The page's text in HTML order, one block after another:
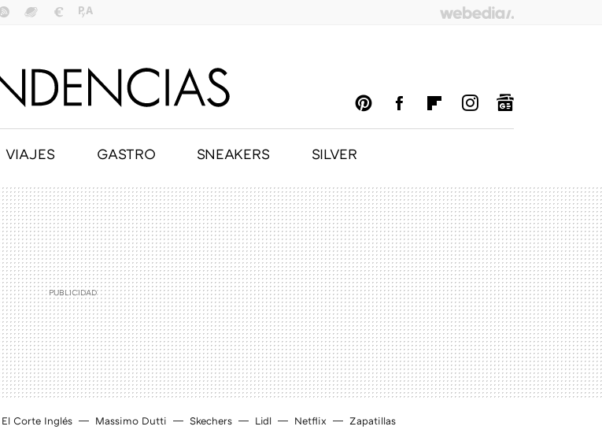
VIAJES GASTRO SNEAKERS SILVER
El Corte Inglés Massimo Dutti Skechers Lidl Netflix Zapatillas